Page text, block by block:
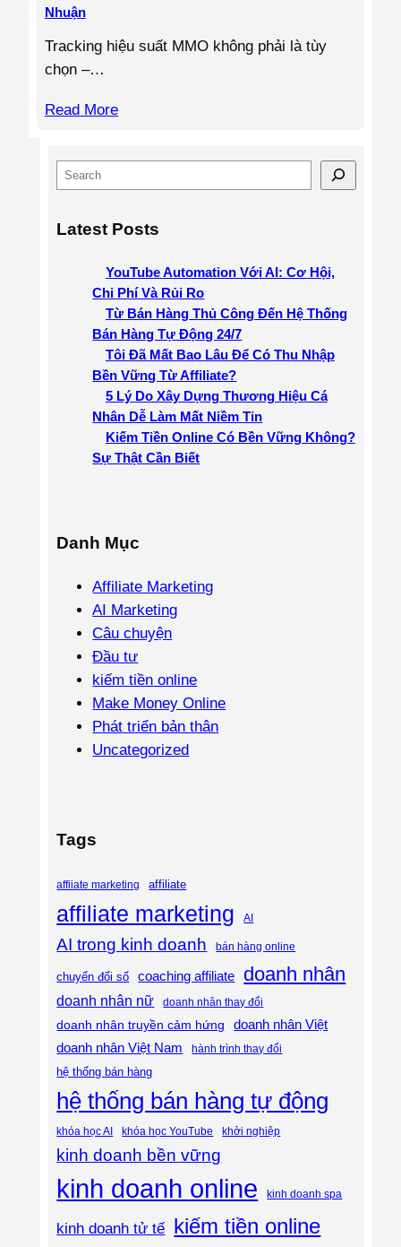
Nhuận
Tracking hiệu suất MMO không phải là tùy
chọn –…
Read More
S
e
r
Latest Posts
YouTube Automation Với AI: Cơ Hội,
Chi Phí Và Rủi Ro
Từ Bán Hàng Thủ Công Đến Hệ Thống
Bán Hàng Tự Động 24/7
Tôi Đã Mất Bao Lâu Để Có Thu Nhập
Bền Vững Từ Affiliate?
5 Lý Do Xây Dựng Thương Hiệu Cá
Nhân Dễ Làm Mất Niềm Tin
Kiếm Tiền Online Có Bền Vững Không?
Sự Thật Cần Biết
Danh Mục
Affiliate Marketing
AI Marketing
Câu chuyện
Đầu tư
kiếm tiền online
Make Money Online
Phát triển bản thân
Uncategorized
Tags
affiiate marketing affiliate
affiliate marketing AI
AI trong kinh doanh bán hàng online
chuyển đổi số coaching affiliate doanh nhân
doanh nhân nữ doanh nhân thay đổi
doanh nhân truyền cảm hứng
doanh nhân Việt
doanh nhân Việt Nam
hành trình thay đổi
hệ thống bán hàng
hệ thống bán hàng tự động
khóa học AI khóa học YouTube khởi nghiệp
kinh doanh bền vững
kinh doanh online kinh doanh spa
kinh doanh tử tế kiếm tiền online